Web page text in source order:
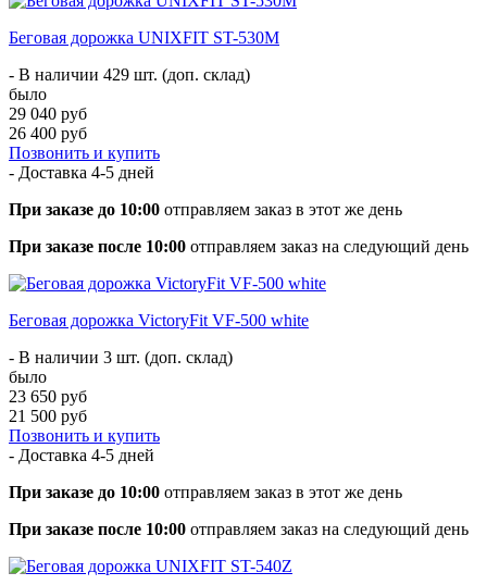
Беговая дорожка UNIXFIT ST-530M
- В наличии 429 шт. (доп. склад)
было
29 040 руб
26 400 руб
Позвонить и купить
- Доставка 4-5 дней
При заказе до 10:00 отправляем заказ в этот же день
При заказе после 10:00 отправляем заказ на следующий день
Беговая дорожка VictoryFit VF-500 white
- В наличии 3 шт. (доп. склад)
было
23 650 руб
21 500 руб
Позвонить и купить
- Доставка 4-5 дней
При заказе до 10:00 отправляем заказ в этот же день
При заказе после 10:00 отправляем заказ на следующий день